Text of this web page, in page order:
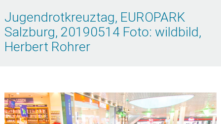
Jugendrotkreuztag, EUROPARK
Salzburg, 20190514 Foto: wildbild,
Herbert Rohrer